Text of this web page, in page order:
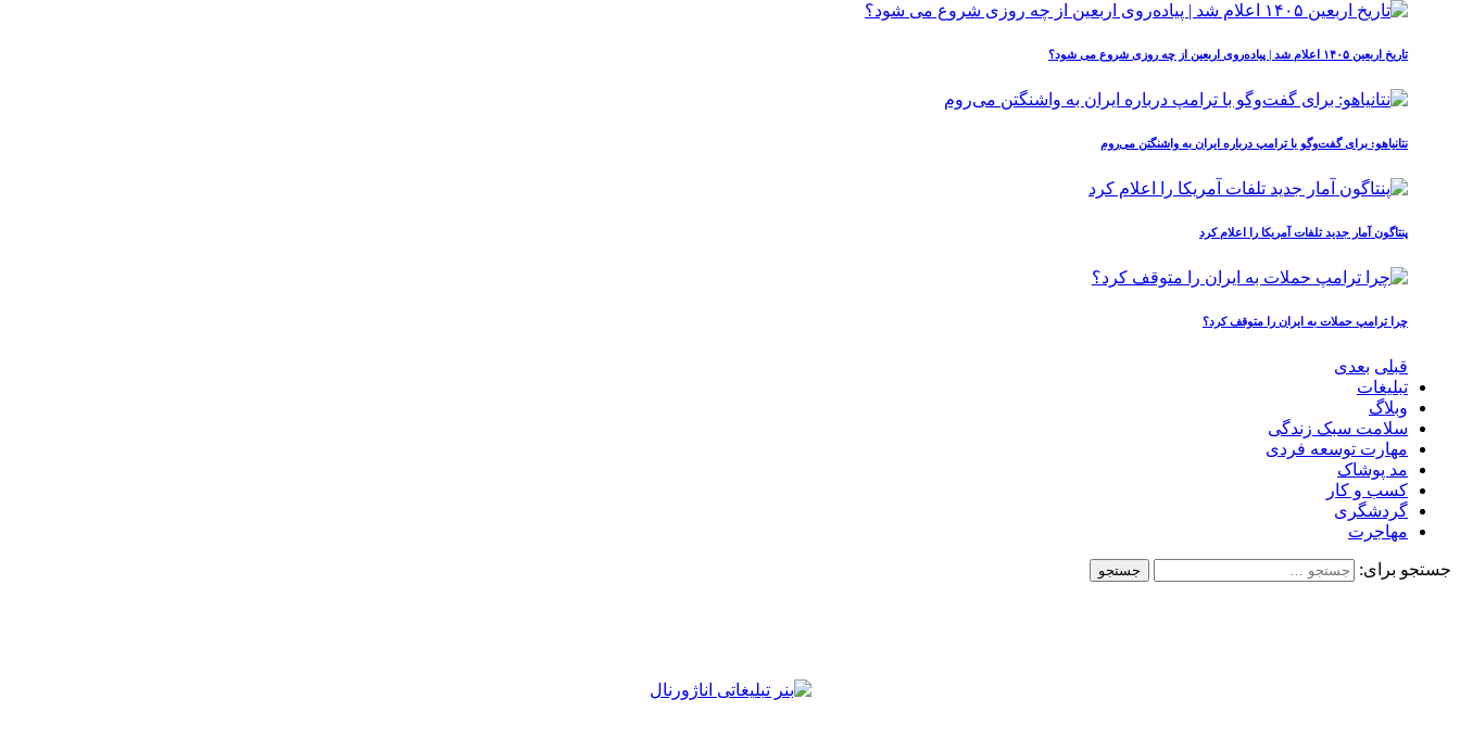
تاریخ اربعین ۱۴۰۵ اعلام شد | پیاده‌روی اربعین از چه روزی شروع می‌ شود؟
نتانیاهو: برای گفت‌وگو با ترامپ درباره ایران به واشنگتن می‌روم
پنتاگون آمار جدید تلفات آمریکا را اعلام کرد
چرا ترامپ حملات به ایران را متوقف کرد؟
قبلی بعدی
تبلیغات
وبلاگ
سلامت سبک زندگی
مهارت توسعه فردی
مد پوشاک
کسب و کار
گردشگری
مهاجرت
جستجو برای: